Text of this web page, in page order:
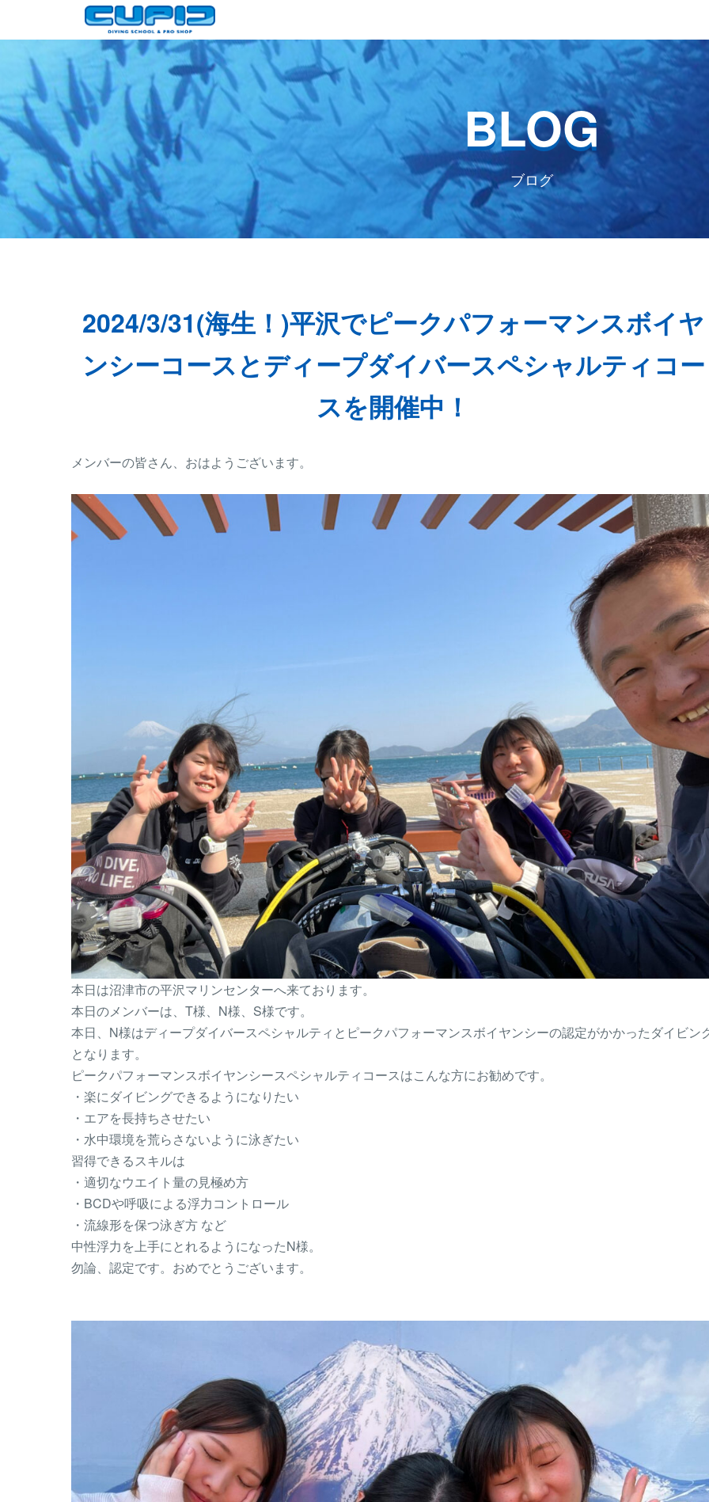
BLOG
ブログ
2024/3/31(海生！)平沢でピークパフォーマンスボイヤ
ンシーコースとディープダイバースペシャルティコー
スを開催中！
メンバーの皆さん、おはようございます。
本日は沼津市の平沢マリンセンターへ来ております。
本日のメンバーは、T様、N様、S様です。
本日、N様はディープダイバースペシャルティとピークパフォーマンスボイヤンシーの認定がかかったダイビン
となります。
ピークパフォーマンスボイヤンシースペシャルティコースはこんな方にお勧めです。
・楽にダイビングできるようになりたい
・エアを長持ちさせたい
・水中環境を荒らさないように泳ぎたい
習得できるスキルは
・適切なウエイト量の見極め方
・BCDや呼吸による浮力コントロール
・流線形を保つ泳ぎ方 など
中性浮力を上手にとれるようになったN様。
勿論、認定です。おめでとうございます。